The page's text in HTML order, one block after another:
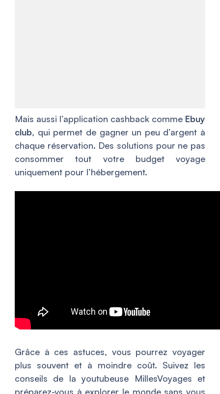
Mais aussi l’application cashback comme Ebuy
club, qui permet de gagner un peu d’argent à
chaque réservation. Des solutions pour ne pas
consommer tout votre budget voyage
uniquement pour l’hébergement.
Grâce à ces astuces, vous pourrez voyager
plus souvent et à moindre coût. Suivez les
conseils de la youtubeuse MillesVoyages et
préparez-vous à explorer le monde sans vous